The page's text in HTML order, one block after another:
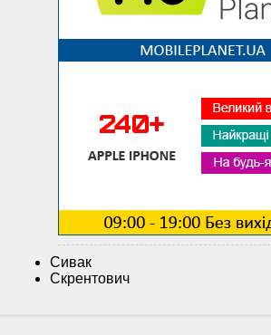
Сивак
Скрентович